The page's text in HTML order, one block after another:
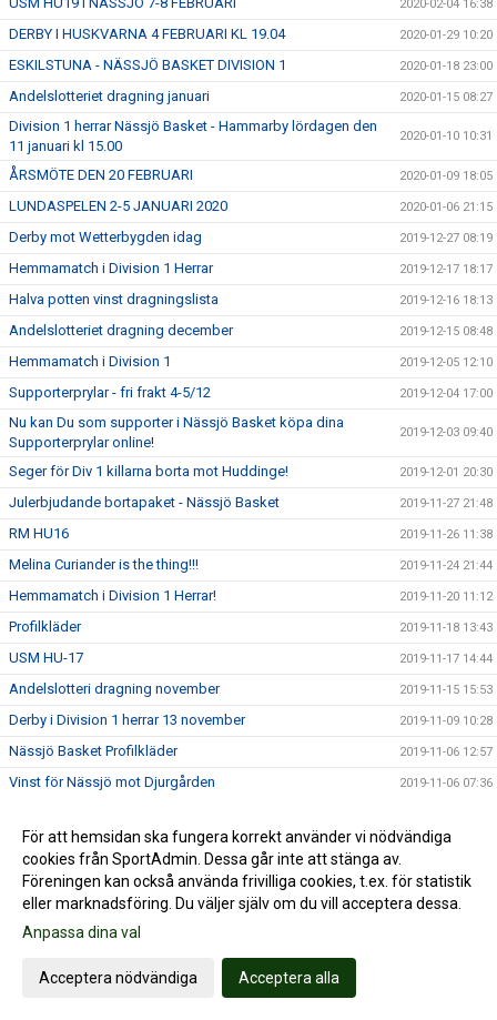
2020-02-04 16:38
DERBY I HUSKVARNA 4 FEBRUARI KL 19.04 2020-01-29 10:20
ESKILSTUNA - NÄSSJÖ BASKET DIVISION 1 2020-01-18 23:00
Andelslotteriet dragning januari 2020-01-15 08:27
Division 1 herrar Nässjö Basket - Hammarby lördagen den
11 januari kl 15.00
2020-01-10 10:31
ÅRSMÖTE DEN 20 FEBRUARI 2020-01-09 18:05
LUNDASPELEN 2-5 JANUARI 2020 2020-01-06 21:15
Derby mot Wetterbygden idag 2019-12-27 08:19
Hemmamatch i Division 1 Herrar 2019-12-17 18:17
Halva potten vinst dragningslista 2019-12-16 18:13
Andelslotteriet dragning december 2019-12-15 08:48
Hemmamatch i Division 1 2019-12-05 12:10
Supporterprylar - fri frakt 4-5/12 2019-12-04 17:00
Nu kan Du som supporter i Nässjö Basket köpa dina
Supporterprylar online!
2019-12-03 09:40
Seger för Div 1 killarna borta mot Huddinge! 2019-12-01 20:30
Julerbjudande bortapaket - Nässjö Basket 2019-11-27 21:48
RM HU16 2019-11-26 11:38
Melina Curiander is the thing!!! 2019-11-24 21:44
Hemmamatch i Division 1 Herrar! 2019-11-20 11:12
Profilkläder 2019-11-18 13:43
USM HU-17 2019-11-17 14:44
Andelslotteri dragning november 2019-11-15 15:53
Derby i Division 1 herrar 13 november 2019-11-09 10:28
Nässjö Basket Profilkläder 2019-11-06 12:57
Vinst för Nässjö mot Djurgården 2019-11-06 07:36
Andelslotteriet dragning oktober 2019-10-15 10:05
RM HU16 2019-10-09 18:58
Träningsstart för de yngsta lagen, basketskolan och
basketkul
Motionsbasket för dam och herr kör nu igång!
Basketskolan startar upp 13/10
För att hemsidan ska fungera korrekt använder vi nödvändiga
cookies från SportAdmin. Dessa går inte att stänga av.
Föreningen kan också använda frivilliga cookies, t.ex. för statistik
eller marknadsföring. Du väljer själv om du vill acceptera dessa.
Anpassa dina val
Acceptera nödvändiga Acceptera alla